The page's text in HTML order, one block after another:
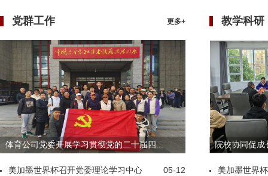
更多+
党群工作
体育公司党委开展学习贯彻党的二十届四...
05-12
美加墨世界杯召开党委理论学习中心
教学科研
院校协同促
美加墨世界